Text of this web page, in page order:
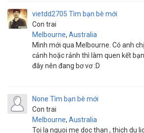
vietdd2705
Con trai
Melbourne, Australia
Tìm bạn bè mới
Mình mới qua Melbourne. Có anh
cảnh hoặc rảnh thì làm quen kết
đây nên đang bơ vơ :D
None
Con trai
Melbourne, Australia
Tìm bạn bè mới
Toi la nguoi me doc than , thich du